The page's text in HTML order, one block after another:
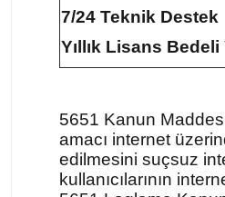
7/24 Teknik Destek
Yıllık Lisans Bedeli
5651 Kanun Maddesi
amacı internet
edilmesini suçsuz
kullanıcılarının